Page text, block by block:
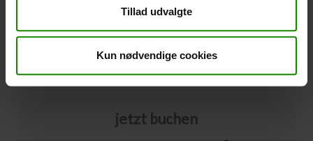
Tillad udvalgte
Kun nødvendige cookies
Bedingungen und Fristen für die Stornierungsversicherung
finden Sie
jetzt buchen